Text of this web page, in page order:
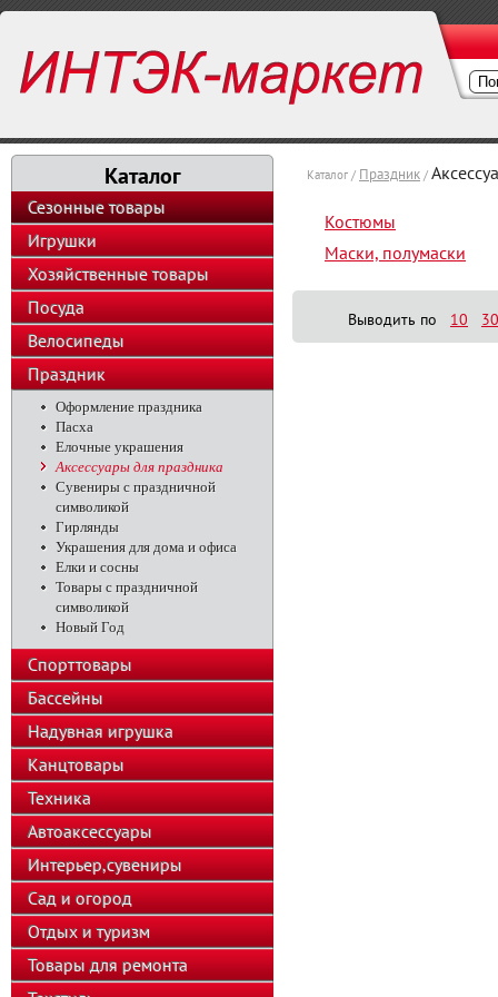
Каталог
Сезонные товары
Игрушки
Хозяйственные товары
Посуда
Велосипеды
Праздник
Оформление праздника
Пасха
Елочные украшения
Аксессуары для праздника
Сувениры с праздничной
символикой
Гирлянды
Украшения для дома и офиса
Елки и сосны
Товары с праздничной
символикой
Новый Год
Спорттовары
Бассейны
Надувная игрушка
Канцтовары
Техника
Автоаксессуары
Интерьер,сувениры
Сад и огород
Отдых и туризм
Товары для ремонта
Каталог / Праздник /
Костюмы
Маски, полумаски
Выводить по 10 30